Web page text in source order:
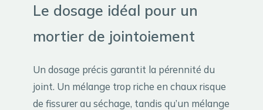
Le dosage idéal pour un
mortier de jointoiement
Un dosage précis garantit la pérennité du
joint. Un mélange trop riche en chaux risque
de fissurer au séchage, tandis qu’un mélange